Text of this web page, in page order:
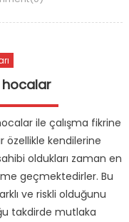
ile çalışma fikrine
özellikle kendilerine
oldukları zaman en
geçmektedirler. Bu
ve riskli olduğunu
takdirde mutlaka